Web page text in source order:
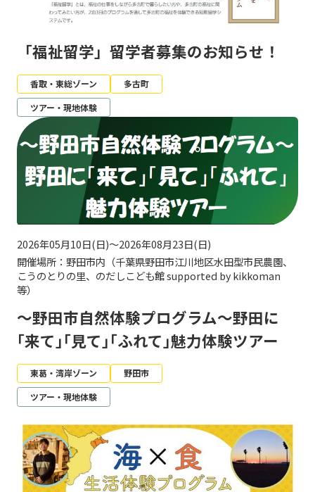
「福祉留学」留学者募集のお知らせ！
香取・東総ゾーン
多古町
ツアー・現地体験
2026年05月10日(日)～2026年08月23日(日)
開催場所：野田市内（千葉県野田市江川地区水田型市民農園、
こうのとりの里、のだしこども館 supported by kikkoman
等）
～野田市自然体験プログラム～野田に
｢来て｣｢見て｣｢ふれて｣魅力体験ツアー
東葛・湾岸ゾーン
野田市
ツアー・現地体験